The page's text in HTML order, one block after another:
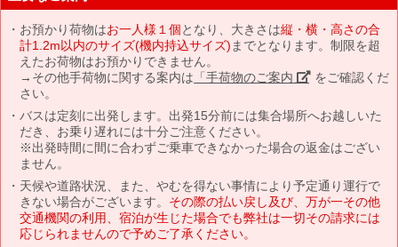
お預かり荷物はお一人様１個となり、大きさは縦・横・高さの合
計1.2m以内のサイズ(機内持込サイズ) までとなります。制限を超
えたお荷物はお預かりできません。
→その他手荷物に関する案内は 「手荷物のご案内」 をご確認くだ
さい。
バスは定刻に出発します。出発15分前には集合場所へお越しいた
だき、お乗り遅れには十分ご注意ください。
※出発時間に間に合わずご乗車できなかった場合の返金はござい
ません。
天候や道路状況、また、やむを得ない事情により予定通り運行で
きない場合がございます。 その際の払い戻し及び、万が一その他
交通機関の利用、宿泊が生じた場合でも弊社は一切その請求には
応じられませんので予めご了承ください。